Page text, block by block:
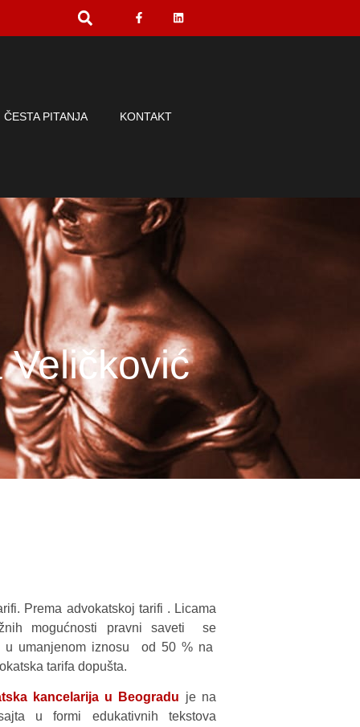
ČESTA PITANJA KONTAKT
Prema advokatskoj tarifi . Licama
mogućnosti pravni saveti se
u umanjenom iznosu od 50 % na
tarifa dopušta.
kancelarija u Beogradu je na
u formi edukativnih tekstova